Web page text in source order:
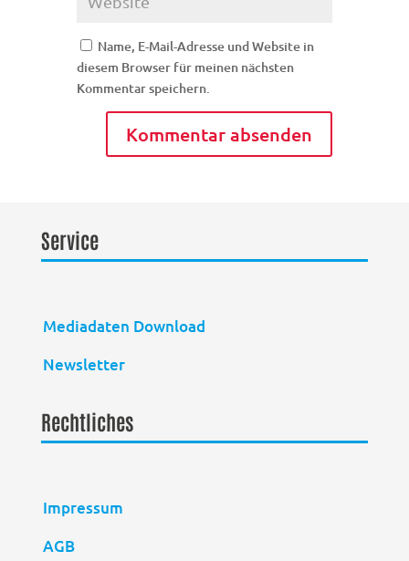
Name, E-Mail-Adresse und Website in
diesem Browser für meinen nächsten
Kommentar speichern.
Service
Mediadaten Download
Newsletter
Rechtliches
Impressum
AGB